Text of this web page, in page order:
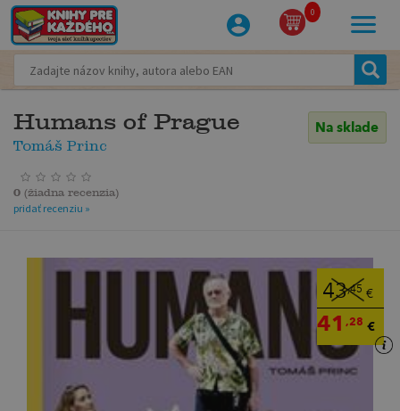
0
Humans of Prague
Tomáš Princ
Na sklade
0 (žiadna recenzia)
pridať recenziu »
43,45 €
41,28 €